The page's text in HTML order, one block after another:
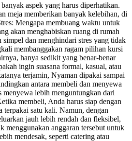
aspek yang harus diperhatikan.
meja memberikan banyak kelebihan, di
Mengapa membuang waktu untuk
akan menghabiskan ruang di rumah
dan menghindari stres yang tidak
membanggakan ragam pilihan kursi
hanya sedikit yang benar-benar
ingin suasana formal, kasual, atau
terjamin, Nyaman dipakai sampai
antara membeli dan menyewa
menyewa lebih menguntungkan dari
membeli, Anda harus siap dengan
terpakai satu kali. Namun, dengan
jauh lebih rendah dan fleksibel,
menggunakan anggaran tersebut untuk
mendesak, seperti catering atau